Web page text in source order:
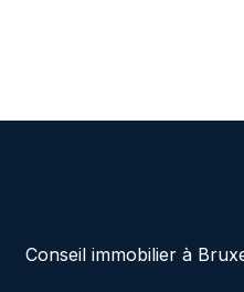
Conseil immobilier à